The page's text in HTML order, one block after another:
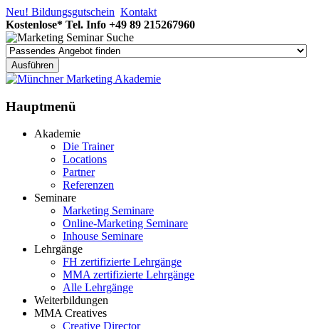
Neu! Bildungsgutschein Kontakt
Kostenlose* Tel. Info +49 89 215267960
Hauptmenü
Akademie
Die Trainer
Locations
Partner
Referenzen
Seminare
Marketing Seminare
Online-Marketing Seminare
Inhouse Seminare
Lehrgänge
FH zertifizierte Lehrgänge
MMA zertifizierte Lehrgänge
Alle Lehrgänge
Weiterbildungen
MMA Creatives
Creative Director